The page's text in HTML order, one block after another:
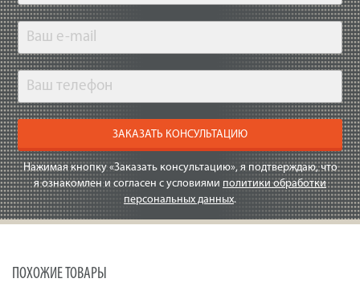
ЗАКАЗАТЬ КОНСУЛЬТАЦИЮ
Нажимая кнопку «Заказать консультацию», я подтверждаю, что
я ознакомлен и согласен с условиями политики обработки
персональных данных.
ПОХОЖИЕ ТОВАРЫ